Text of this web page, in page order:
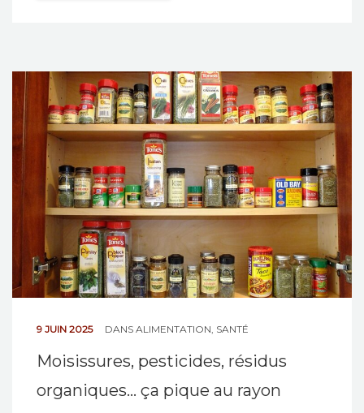
9 JUIN 2025 DANS ALIMENTATION SANTÉ
Moisissures, pesticides, résidus
organiques… ça pique au rayon